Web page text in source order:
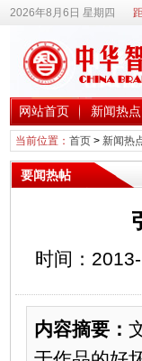
2026年8月6日 星期四
网站首页 新闻热点
当前位置： 首页> 新闻热
要闻热帖
时间：
内容摘要：